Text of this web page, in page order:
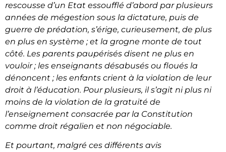
rescousse d’un Etat essoufflé d’abord par plusieurs
années de mégestion sous la dictature, puis de
guerre de prédation, s’érige, curieusement, de plus
en plus en système ; et la grogne monte de tout
côté. Les parents paupérisés disent ne plus en
vouloir ; les enseignants désabusés ou floués la
dénoncent ; les enfants crient à la violation de leur
droit à l’éducation. Pour plusieurs, il s’agit ni plus ni
moins de la violation de la gratuité de
l’enseignement consacrée par la Constitution
comme droit régalien et non négociable.
Et pourtant, malgré ces différents avis